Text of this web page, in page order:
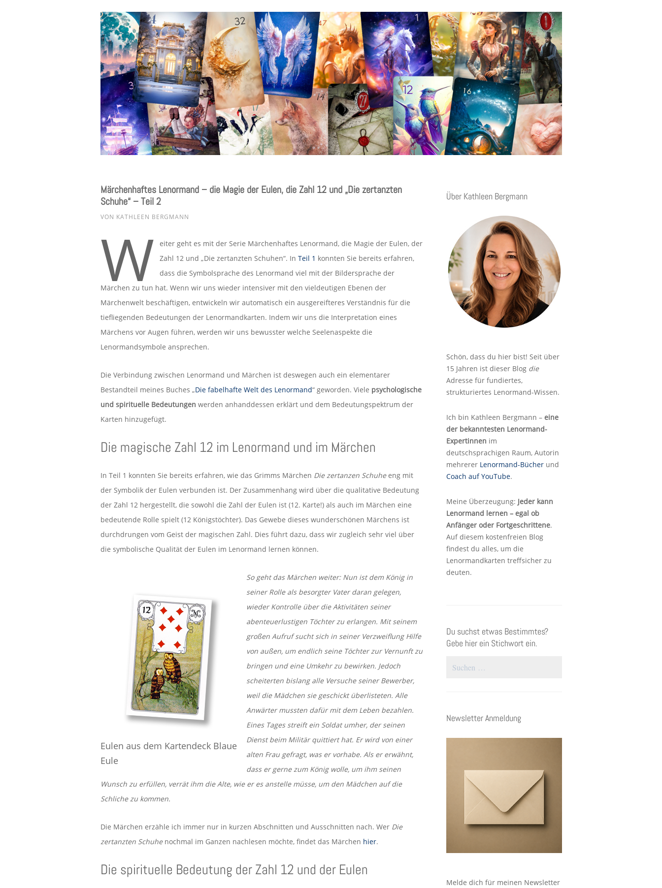
Märchenhaftes Lenormand – die Magie der Eulen, die Zahl 12 und „Die zertanzten
Schuhe“ – Teil 2
VON KATHLEEN BERGMANN
W
eiter geht es mit der Serie Märchenhaftes Lenormand, die Magie der Eulen, der
Zahl 12 und „Die zertanzten Schuhen“. InTeil 1 konnten Sie bereits erfahren,
dass die Symbolsprache des Lenormand viel mit der Bildersprache der
Märchen zu tun hat. Wenn wir uns wieder intensiver mit den vieldeutigen Ebenen der
Märchenwelt beschäftigen, entwickeln wir automatisch ein ausgereifteres Verständnis für die
tiefliegenden Bedeutungen der Lenormandkarten. Indem wir uns die Interpretation eines
Märchens vor Augen führen, werden wir uns bewusster welche Seelenaspekte die
Lenormandsymbole ansprechen.
Die Verbindung zwischen Lenormand und Märchen ist deswegen auch ein elementarer
Bestandteil meines Buches „Die fabelhafte Welt des Lenormand“ geworden. Viele psychologische
und spirituelle Bedeutungen werden anhanddessen erklärt und dem Bedeutungspektrum der
Karten hinzugefügt.
Die magische Zahl 12 im Lenormand und im Märchen
In Teil 1 konnten Sie bereits erfahren, wie das Grimms Märchen Die zertanzen Schuheeng mit
der Symbolik der Eulen verbunden ist. Der Zusammenhang wird über die qualitative Bedeutung
der Zahl 12 hergestellt, die sowohl die Zahl der Eulen ist (12. Karte!) als auch im Märchen eine
bedeutende Rolle spielt (12 Königstöchter). Das Gewebe dieses wunderschönen Märchens ist
durchdrungen vom Geist der magischen Zahl. Dies führt dazu, dass wir zugleich sehr viel über
die symbolische Qualität der Eulen im Lenormand lernen können.
Eulen aus dem Kartendeck Blaue
Eule
So geht das Märchen weiter: Nun ist dem König in
seiner Rolle als besorgter Vater daran gelegen,
wieder Kontrolle über die Aktivitäten seiner
abenteuerlustigen Töchter zu erlangen. Mit seinem
großen Aufruf sucht sich in seiner Verzweiflung Hilfe
von außen, um endlich seine Töchter zur Vernunft zu
bringen und eine Umkehr zu bewirken. Jedoch
scheiterten bislang alle Versuche seiner Bewerber,
weil die Mädchen sie geschickt überlisteten. Alle
Anwärter mussten dafür mit dem Leben bezahlen.
Eines Tages streift ein Soldat umher, der seinen
Dienst beim Militär quittiert hat. Er wird von einer
alten Frau gefragt, was er vorhabe. Als er erwähnt,
dass er gerne zum König wolle, um ihm seinen
Wunsch zu erfüllen, verrät ihm die Alte, wie er es anstelle müsse, um den Mädchen auf die
Schliche zu kommen.
Die Märchen erzähle ich immer nur in kurzen Abschnitten und Ausschnitten nach. Wer Die
zertanzten Schuhenochmal im Ganzen nachlesen möchte, findet das Märchen hier.
Die spirituelle Bedeutung der Zahl 12 und der Eulen
Über Kathleen Bergmann
Schön, dass du hier bist! Seit über
15 Jahren ist dieser Blog die
Adresse für fundiertes,
strukturiertes Lenormand-Wissen.
Ich bin Kathleen Bergmann –eine
der bekanntesten Lenormand-
Expertinnen im
deutschsprachigen Raum, Autorin
mehrerer Lenormand-Bücher und
Coach auf YouTube.
Meine Überzeugung: Jeder kann
Lenormand lernen – egal ob
Anfänger oder Fortgeschrittene.
Auf diesem kostenfreien Blog
findest du alles, um die
Lenormandkarten treffsicher zu
deuten.
Du suchst etwas Bestimmtes?
Gebe hier ein Stichwort ein.
Suchen
Newsletter Anmeldung
Melde dich für meinen Newsletter